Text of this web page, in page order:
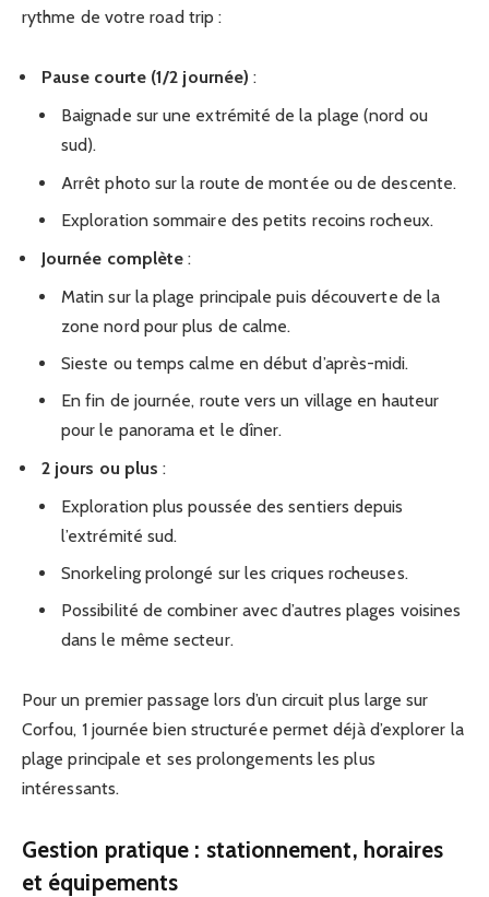
rythme de votre road trip :
Pause courte (1/2 journée) :
Baignade sur une extrémité de la plage (nord ou
sud).
Arrêt photo sur la route de montée ou de descente.
Exploration sommaire des petits recoins rocheux.
Journée complète :
Matin sur la plage principale puis découverte de la
zone nord pour plus de calme.
Sieste ou temps calme en début d’après-midi.
En fin de journée, route vers un village en hauteur
pour le panorama et le dîner.
2 jours ou plus :
Exploration plus poussée des sentiers depuis
l’extrémité sud.
Snorkeling prolongé sur les criques rocheuses.
Possibilité de combiner avec d’autres plages voisines
dans le même secteur.
Pour un premier passage lors d’un circuit plus large sur
Corfou, 1 journée bien structurée permet déjà d’explorer la
plage principale et ses prolongements les plus
intéressants.
Gestion pratique : stationnement, horaires
et équipements